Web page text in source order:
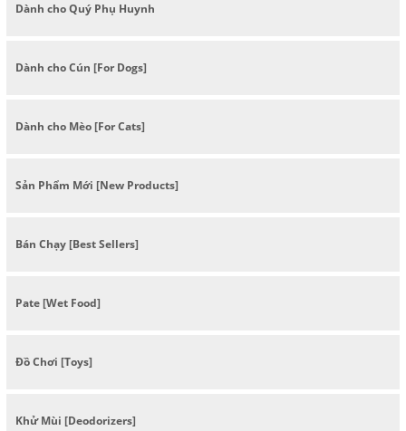
Dành cho Quý Phụ Huynh
Dành cho Cún [For Dogs]
Dành cho Mèo [For Cats]
Sản Phẩm Mới [New Products]
Bán Chạy [Best Sellers]
Pate [Wet Food]
Đồ Chơi [Toys]
Khử Mùi [Deodorizers]